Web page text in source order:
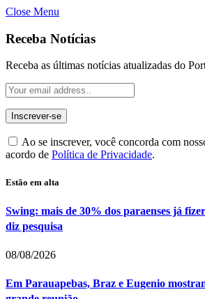
Close Menu
Receba Notícias
Receba as últimas notícias atualizadas do
Ao se inscrever, você concorda com
acordo de Política de Privacidade.
Estão em alta
Swing: mais de 30% dos paraenses já
diz pesquisa
08/08/2026
Em Parauapebas, Braz e Eugenio